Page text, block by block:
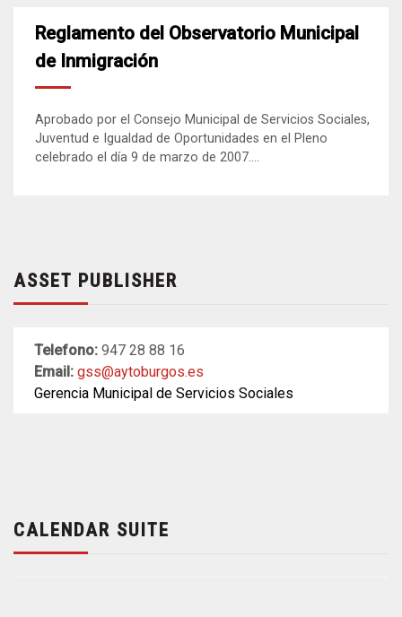
Reglamento del Observatorio Municipal
de Inmigración
Aprobado por el Consejo Municipal de Servicios Sociales,
Juventud e Igualdad de Oportunidades en el Pleno
celebrado el día 9 de marzo de 2007....
ASSET PUBLISHER
Telefono: 947 28 88 16
Email: gss@aytoburgos.es
Gerencia Municipal de Servicios Sociales
CALENDAR SUITE